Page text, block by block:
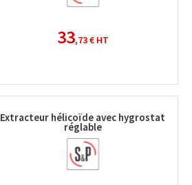
33,73 €HT
Extracteur hélicoïde avec hygrostat
réglable